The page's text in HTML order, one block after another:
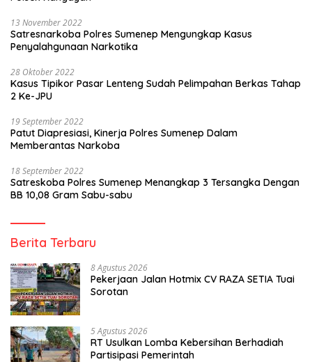
13 November 2022
Satresnarkoba Polres Sumenep Mengungkap Kasus
Penyalahgunaan Narkotika
28 Oktober 2022
Kasus Tipikor Pasar Lenteng Sudah Pelimpahan Berkas Tahap
2 Ke-JPU
19 September 2022
Patut Diapresiasi, Kinerja Polres Sumenep Dalam
Memberantas Narkoba
18 September 2022
Satreskoba Polres Sumenep Menangkap 3 Tersangka Dengan
BB 10,08 Gram Sabu-sabu
Berita Terbaru
8 Agustus 2026
Pekerjaan Jalan Hotmix CV RAZA SETIA Tuai
Sorotan
5 Agustus 2026
RT Usulkan Lomba Kebersihan Berhadiah
Partisipasi Pemerintah